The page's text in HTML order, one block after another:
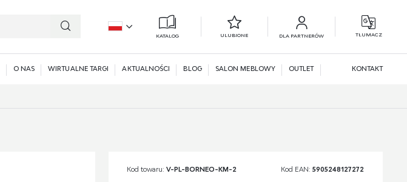
KATALOG ULUBIONE DLA PARTNERÓW TŁUMACZ
O NAS WIRTUALNE TARGI AKTUALNOŚCI BLOG SALON MEBLOWY OUTLET KONTAKT
Kod towaru: V-PL-BORNEO-KM-2 Kod EAN: 5905248127272